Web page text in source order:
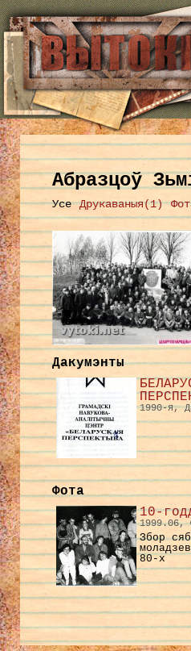
Абразцоў
Усе Друкаваныя(1)
Дакумэнты
1990-я,
Фота
10-
1999.06,
Збор
80-х